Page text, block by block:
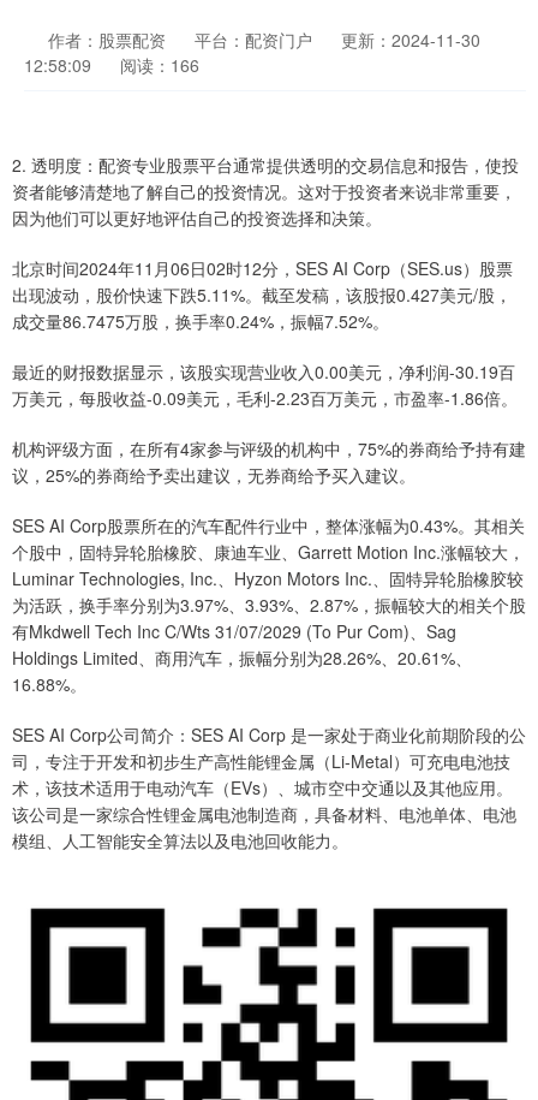
作者：股票配资 平台：配资门户
更新：2024-11-30
12:58:09
阅读：166
2. 透明度：配资专业股票平台通常提供透明的交易信息和报告，使投
资者能够清楚地了解自己的投资情况。这对于投资者来说非常重要，
因为他们可以更好地评估自己的投资选择和决策。
北京时间2024年11月06日02时12分，SES AI Corp（SES.us）股票
出现波动，股价快速下跌5.11%。截至发稿，该股报0.427美元/股，
成交量86.7475万股，换手率0.24%，振幅7.52%。
最近的财报数据显示，该股实现营业收入0.00美元，净利润-30.19百
万美元，每股收益-0.09美元，毛利-2.23百万美元，市盈率-1.86倍。
机构评级方面，在所有4家参与评级的机构中，75%的券商给予持有建
议，25%的券商给予卖出建议，无券商给予买入建议。
SES AI Corp股票所在的汽车配件行业中，整体涨幅为0.43%。其相关
个股中，固特异轮胎橡胶、康迪车业、Garrett Motion Inc.涨幅较大，
Luminar Technologies, Inc.、Hyzon Motors Inc.、固特异轮胎橡胶较
为活跃，换手率分别为3.97%、3.93%、2.87%，振幅较大的相关个股
有Mkdwell Tech Inc C/Wts 31/07/2029 (To Pur Com)、Sag
Holdings Limited、商用汽车，振幅分别为28.26%、20.61%、
16.88%。
SES AI Corp公司简介：SES AI Corp 是一家处于商业化前期阶段的公
司，专注于开发和初步生产高性能锂金属（Li-Metal）可充电电池技
术，该技术适用于电动汽车（EVs）、城市空中交通以及其他应用。
该公司是一家综合性锂金属电池制造商，具备材料、电池单体、电池
模组、人工智能安全算法以及电池回收能力。